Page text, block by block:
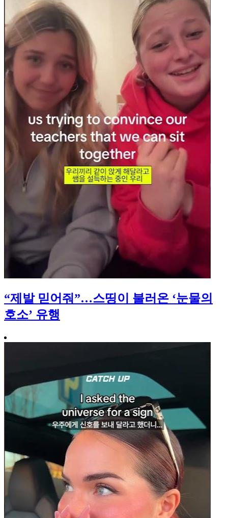
“제발 믿어줘”…스띵이 불러온 ‘눈물의
호소’ 유행